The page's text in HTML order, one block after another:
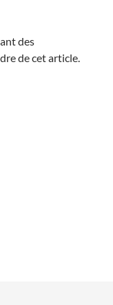
des
de cet article.